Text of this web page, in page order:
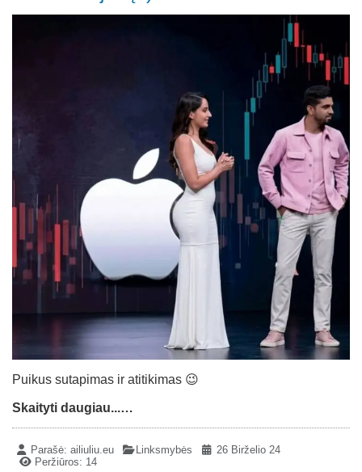
Puikus sutapimas ir atitikimas 😉
Skaityti daugiau...…
Parašė:ailiuliu.eu Linksmybės
26 Birželio 24
Peržiūros: 14